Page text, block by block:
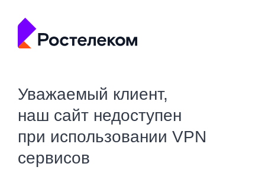
Уважаемый клиент,
наш сайт недоступен
при использовании VPN
сервисов